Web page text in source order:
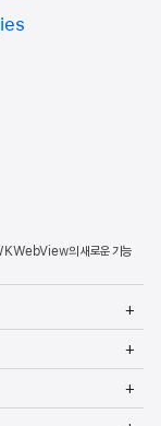
의 새로운 기능